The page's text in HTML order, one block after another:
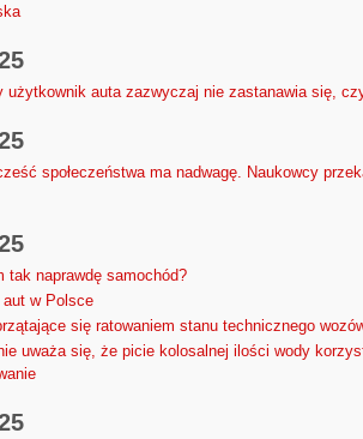
użytkownik auta zazwyczaj nie zastanawia się,
społeczeństwa ma nadwagę. Naukowcy
tak naprawdę samochód?
aut w Polsce
się ratowaniem stanu technicznego
uważa się, że picie kolosalnej ilości wody